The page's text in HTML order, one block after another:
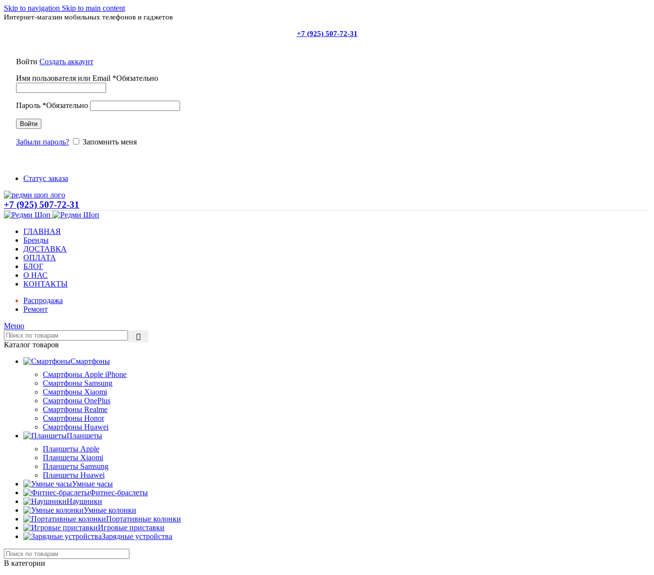
Skip to navigation Skip to main content
Интернет-магазин мобильных телефонов и гаджетов
+7 (925) 507-72-31
Войти Создать аккаунт
Имя пользователя или Email *Обязательно
Пароль *Обязательно
Войти
Забыли пароль? Запомнить меня
Статус заказа
+7 (925) 507-72-31
ГЛАВНАЯ
Бренды
ДОСТАВКА
ОПЛАТА
БЛОГ
О НАС
КОНТАКТЫ
Распродажа
Ремонт
Меню
Каталог товаров
Смартфоны
Смартфоны Apple iPhone
Смартфоны Samsung
Смартфоны Xiaomi
Смартфоны OnePlus
Смартфоны Realme
Смартфоны Honor
Смартфоны Huawei
Планшеты
Планшеты Apple
Планшеты Xiaomi
Планшеты Samsung
Планшеты Huawei
Умные часы
Фитнес-браслеты
Наушники
Умные колонки
Портативные колонки
Игровые приставки
Зарядные устройства
В категории